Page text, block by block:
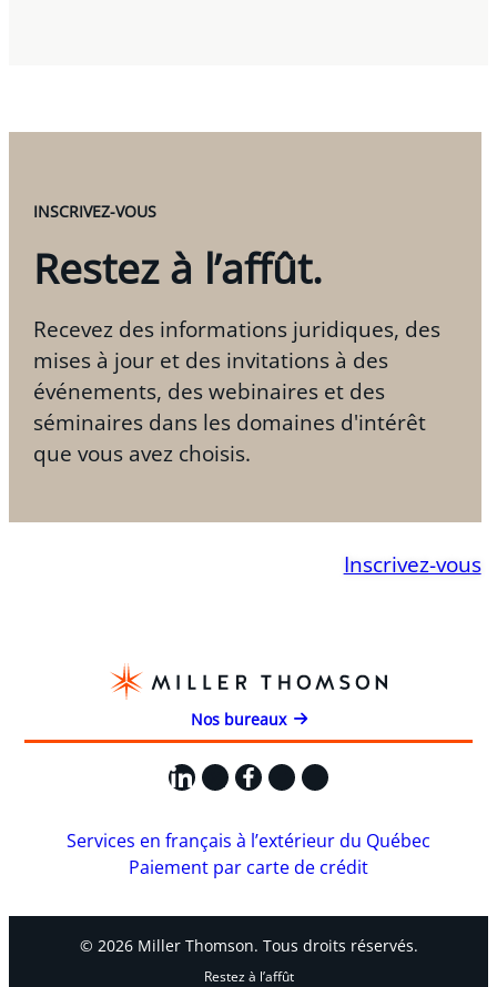
INSCRIVEZ-VOUS
Restez à l’affût.
Recevez des informations juridiques, des
mises à jour et des invitations à des
événements, des webinaires et des
séminaires dans les domaines d'intérêt
que vous avez choisis.
Inscrivez-vous
Nos bureaux
LinkedIn
X Facebook
Instagram
YouTube
Services en français à l’extérieur du Québec
Paiement par carte de crédit
© 2026 Miller Thomson. Tous droits réservés.
Restez à l’affût